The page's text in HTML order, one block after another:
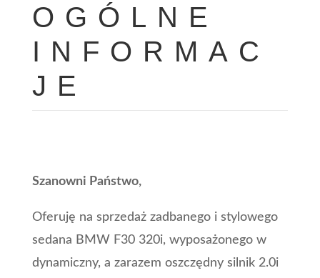
OGÓLNE
INFORMAC
JE
Szanowni Państwo,
Oferuję na sprzedaż zadbanego i stylowego
sedana BMW F30 320i, wyposażonego w
dynamiczny, a zarazem oszczędny silnik 2.0i